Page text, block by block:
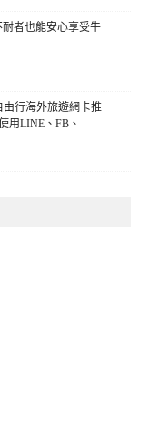
者也能安心享受牛
行海外旅遊網卡推
用LINE、FB、